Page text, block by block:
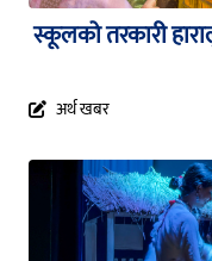
स्कूलको तरकारी
अर्थ खबर